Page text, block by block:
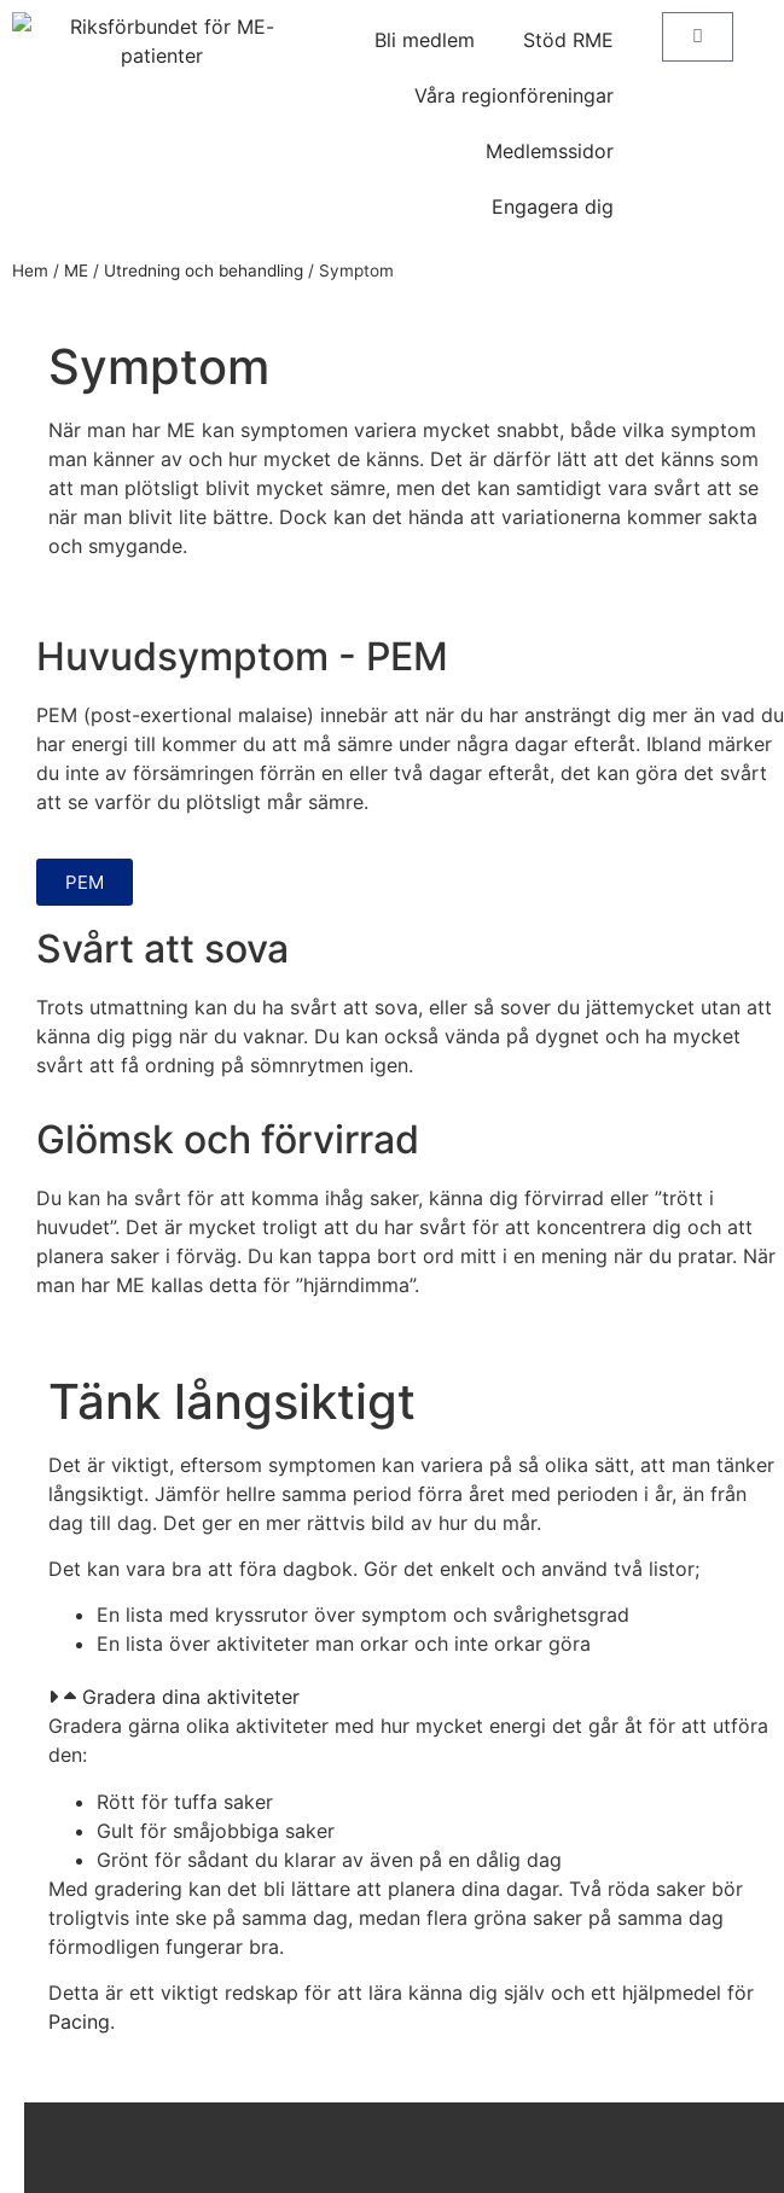
Bli medlem Stöd RME
Våra regionföreningar
Medlemssidor
Engagera dig
Hem / ME / Utredning och behandling / Symptom
Symptom
När man har ME kan symptomen variera mycket snabbt, både vilka symptom
man känner av och hur mycket de känns. Det är därför lätt att det känns som
att man plötsligt blivit mycket sämre, men det kan samtidigt vara svårt att se
när man blivit lite bättre. Dock kan det hända att variationerna kommer sakta
och smygande.
Huvud­symptom - PEM
PEM (post-exertional malaise) innebär att när du har ansträngt dig mer än vad du
har energi till kommer du att må sämre under några dagar efteråt. Ibland märker
du inte av försämringen förrän en eller två dagar efteråt, det kan göra det svårt
att se varför du plötsligt mår sämre.
PEM
Svårt att sova
Trots utmattning kan du ha svårt att sova, eller så sover du jättemycket utan att
känna dig pigg när du vaknar. Du kan också vända på dygnet och ha mycket
svårt att få ordning på sömnrytmen igen.
Glömsk och förvirrad
Du kan ha svårt för att komma ihåg saker, känna dig förvirrad eller ”trött i
huvudet”. Det är mycket troligt att du har svårt för att koncentrera dig och att
planera saker i förväg. Du kan tappa bort ord mitt i en mening när du pratar. När
man har ME kallas detta för ”hjärndimma”.
Tänk långsiktigt
Det är viktigt, eftersom symptomen kan variera på så olika sätt, att man tänker
långsiktigt. Jämför hellre samma period förra året med perioden i år, än från
dag till dag. Det ger en mer rättvis bild av hur du mår.
Det kan vara bra att föra dagbok. Gör det enkelt och använd två listor;
En lista med kryssrutor över symptom och svårighetsgrad
En lista över aktiviteter man orkar och inte orkar göra
Gradera dina aktiviteter
Gradera gärna olika aktiviteter med hur mycket energi det går åt för att utföra
den:
Rött för tuffa saker
Gult för småjobbiga saker
Grönt för sådant du klarar av även på en dålig dag
Med gradering kan det bli lättare att planera dina dagar. Två röda saker bör
troligtvis inte ske på samma dag, medan flera gröna saker på samma dag
förmodligen fungerar bra.
Detta är ett viktigt redskap för att lära känna dig själv och ett hjälpmedel för
Pacing.